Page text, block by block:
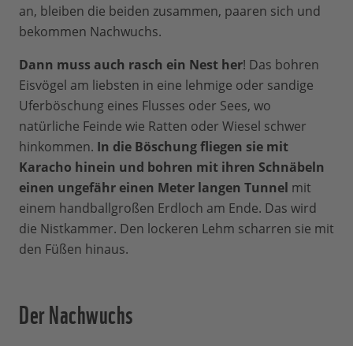
an, bleiben die beiden zusammen, paaren sich und
bekommen Nachwuchs.
Dann muss auch rasch ein Nest her! Das bohren
Eisvögel am liebsten in eine lehmige oder sandige
Uferböschung eines Flusses oder Sees, wo
natürliche Feinde wie Ratten oder Wiesel schwer
hinkommen. In die Böschung fliegen sie mit
Karacho hinein und bohren mit ihren Schnäbeln
einen ungefähr einen Meter langen Tunnel mit
einem handballgroßen Erdloch am Ende. Das wird
die Nistkammer. Den lockeren Lehm scharren sie mit
den Füßen hinaus.
Der Nachwuchs